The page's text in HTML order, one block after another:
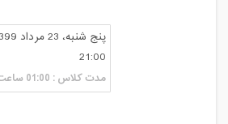
21:00
مدت کلاس : 01:00 ساعت